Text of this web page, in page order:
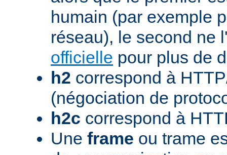
humain (par exemple
réseau), le second ne
officielle pour plus de
h2 correspond à
(négociation de
h2c correspond à
Une frame ou trame